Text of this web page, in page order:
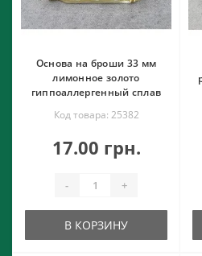
Основа на броши 33 мм
лимонное золото
гиппоаллергенный сплав
Код товара: 25382
17.00 грн.
- +
В КОРЗИНУ